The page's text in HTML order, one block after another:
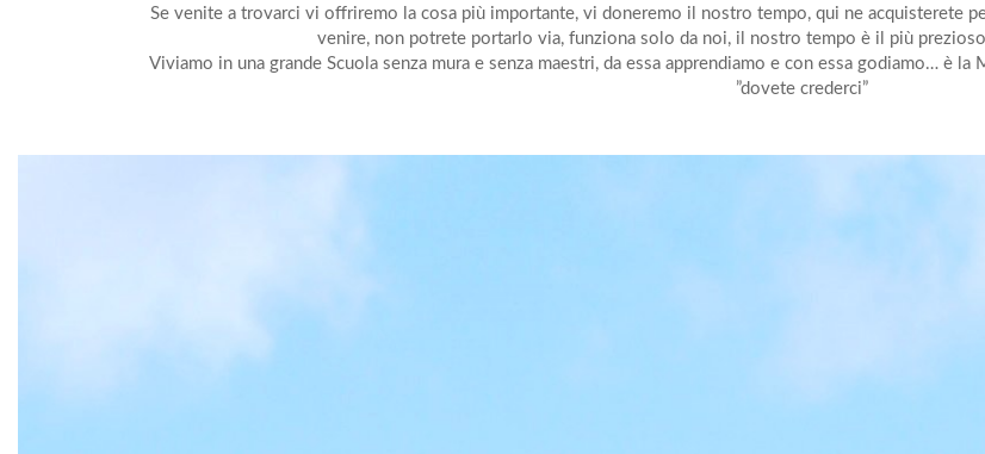
Se venite a trovarci vi offriremo la cosa più importante, vi doneremo il nostro tempo, qui ne acquisterete
venire, non potrete portarlo via, funziona solo da noi, il nostro tempo è il più
Viviamo in una grande Scuola senza mura e senza maestri, da essa apprendiamo e con essa godiamo… è
”dovete crederci”